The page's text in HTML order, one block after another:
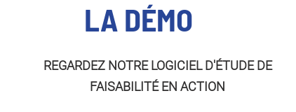
LA DÉMO
REGARDEZ NOTRE LOGICIEL D'ÉTUDE DE
FAISABILITÉ EN ACTION